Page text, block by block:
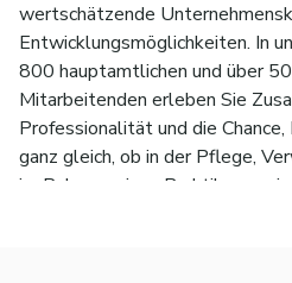
wertschätzende
Entwicklungsmöglichkeiten. In
800 hauptamtlichen und über
Mitarbeitenden erleben Sie
Professionalität und die
ganz gleich, ob in der Pflege,
im Rahmen eines Praktikums,